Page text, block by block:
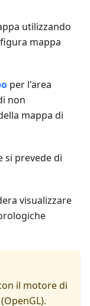
utilizzando
mappa
per l'area
non
mappa di
si prevede di
visualizzare
il motore di
(OpenGL).